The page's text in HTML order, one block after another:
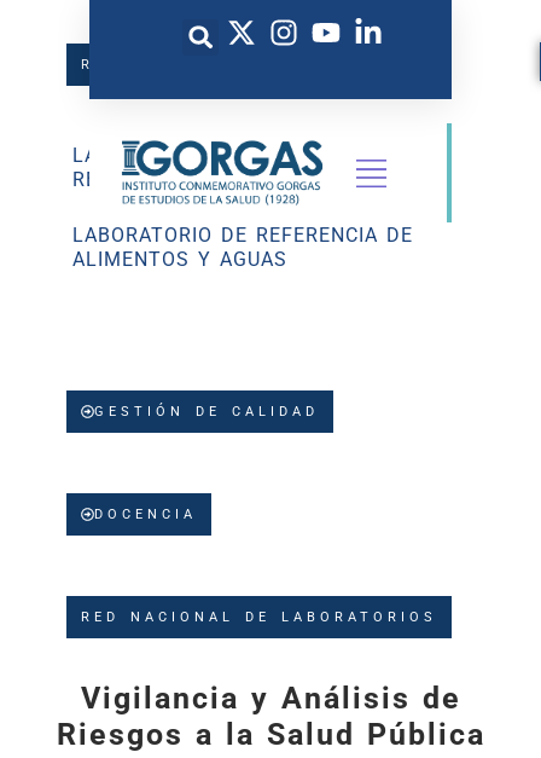
REFERENCIA
LABORATORIO CENTRAL DE
REFERENCIA EN SALUD PÚBLICA
LABORATORIO DE REFERENCIA DE
ALIMENTOS Y AGUAS
GESTIÓN DE CALIDAD
DOCENCIA
RED NACIONAL DE LABORATORIOS
Vigilancia y Análisis de
Riesgos a la Salud Pública